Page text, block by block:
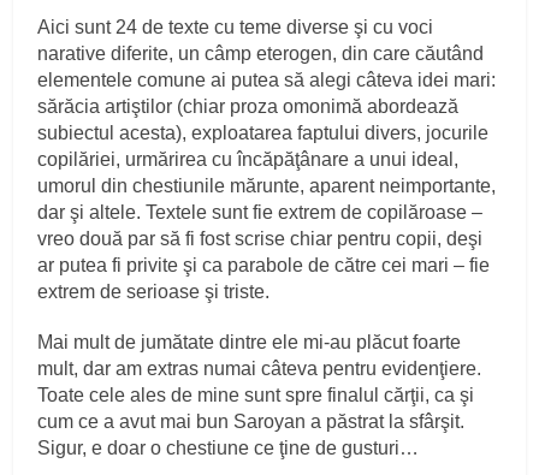
Aici sunt 24 de texte cu teme diverse şi cu voci
narative diferite, un câmp eterogen, din care căutând
elementele comune ai putea să alegi câteva idei mari:
sărăcia artiştilor (chiar proza omonimă abordează
subiectul acesta), exploatarea faptului divers, jocurile
copilăriei, urmărirea cu încăpăţânare a unui ideal,
umorul din chestiunile mărunte, aparent neimportante,
dar şi altele. Textele sunt fie extrem de copilăroase –
vreo două par să fi fost scrise chiar pentru copii, deşi
ar putea fi privite şi ca parabole de către cei mari – fie
extrem de serioase şi triste.
Mai mult de jumătate dintre ele mi-au plăcut foarte
mult, dar am extras numai câteva pentru evidenţiere.
Toate cele ales de mine sunt spre finalul cărţii, ca şi
cum ce a avut mai bun Saroyan a păstrat la sfârşit.
Sigur, e doar o chestiune ce ţine de gusturi…